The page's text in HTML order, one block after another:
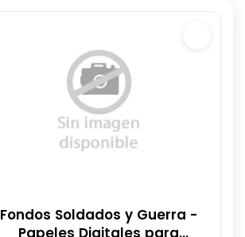
Fondos Soldados y Guerra -
Papeles Digitales para